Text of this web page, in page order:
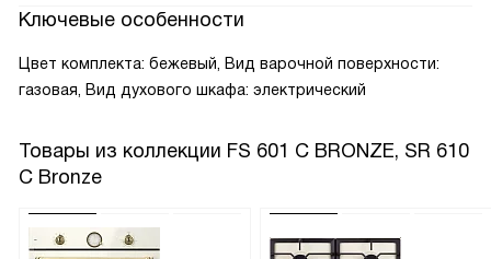
Ключевые особенности
Цвет комплекта: бежевый, Вид варочной поверхности:
газовая, Вид духового шкафа: электрический
Товары из коллекции FS 601 C BRONZE, SR 610
C Bronze